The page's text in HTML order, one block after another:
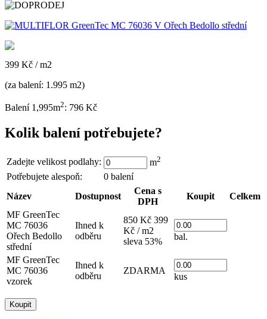
399 Kč / m2
(za balení: 1.995 m2)
Balení 1,995m2: 796 Kč
Kolik balení potřebujete?
Zadejte velikost podlahy: m2
Potřebujete alespoň: 0 balení
Název
Dostupnost
Cena s
DPH
Koupit
Celkem
MF GreenTec
MC 76036
Ořech Bedollo
střední
Ihned k
odběru
850 Kč 399
Kč / m2
sleva 53%
bal.
MF GreenTec
MC 76036
vzorek
Ihned k
odběru
ZDARMA
kus